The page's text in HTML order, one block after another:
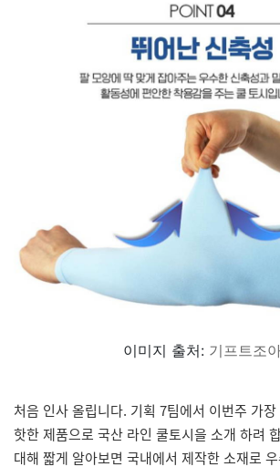
이미지 출처: 기프트조
처음 인사 올립니다. 기획 7팀에서 이번주 가
핫한 제품으로 국산 라인 쿨토시을 소개 하려
대해 짧게 알아보면 국내에서 제작한 소재로